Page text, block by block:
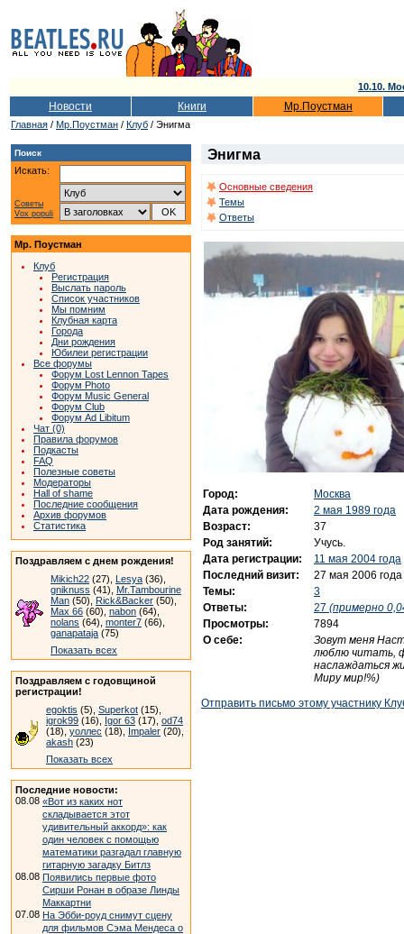
10.10.
Новости Книги Мр.Поустман
Главная / Мр.Поустман / Клуб / Энигма
Поиск
Искать:
Советы
Vox populi
Мр. Поустман
Клуб
Регистрация
Выслать пароль
Список участников
Мы помним
Клубная карта
Города
Дни рождения
Юбилеи регистрации
Все форумы
Форум Lost Lennon Tapes
Форум Photo
Форум Music General
Форум Club
Форум Ad Libitum
Чат (0)
Правила форумов
Подкасты
FAQ
Полезные советы
Модераторы
Hall of shame
Последние сообщения
Архив форумов
Статистика
Поздравляем с днем рождения!
Mikich22 (27), Lesya (36),
gniknuss (41), Mr.Tambourine
Man (50), Rick&Backer (50),
Max 66 (60), nabon (64),
nolans (64), monter7 (66),
ganapataja (75)
Показать всех
Поздравляем с годовщиной
регистрации!
egoktis (5), Superkot (15),
igrok99 (16), Igor 63 (17), od74
(18), уоллес (18), Impaler (20),
akash (23)
Показать всех
Последние новости:
08.08 «Вот из каких нот
складывается этот
удивительный аккорд»: как
один человек с помощью
математики разгадал главную
гитарную загадку Битлз
08.08 Появились первые фото
Сирши Ронан в образе Линды
Маккартни
07.08 На Эбби-роуд снимут сцену
для фильмов Сэма Мендеса о
Энигма
Основные сведения
Темы
Ответы
Город:
Москва
Дата рождения:
2 мая 1989 года
Возраст:
37
Род занятий:
Учусь.
Дата регистрации:
11 мая 2004 года
Последний визит:
27 мая 2006 года
Темы:
3
Ответы:
27 (примерно
Просмотры:
7894
О себе:
Зовут меня
люблю читать,
наслаждаться
Миру мир!%)
Отправить письмо этому участнику